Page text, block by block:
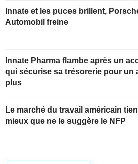
Innate et les puces brillent,
Automobil freine
Innate Pharma flambe après un
qui sécurise sa trésorerie pour un
plus
Le marché du travail américain
mieux que ne le suggère le NFP